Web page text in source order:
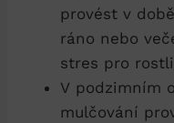
provést v
ráno nebo
stres pro
V podzimním
mulčování